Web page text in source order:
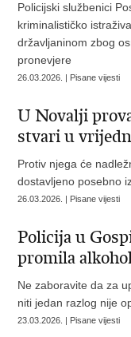
Policijski službenici
kriminalističko
državljaninom zbog
pronevjere
26.03.2026. | Pisane vijesti
U Novalji
stvari u
Protiv njega će
dostavljeno posebno
26.03.2026. | Pisane vijesti
Policija u
promila
Ne zaboravite da za
niti jedan razlog nije
23.03.2026. | Pisane vijesti